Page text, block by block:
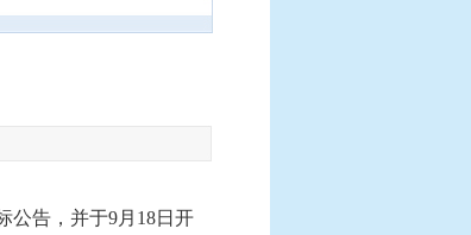
公告，并于9月18日开